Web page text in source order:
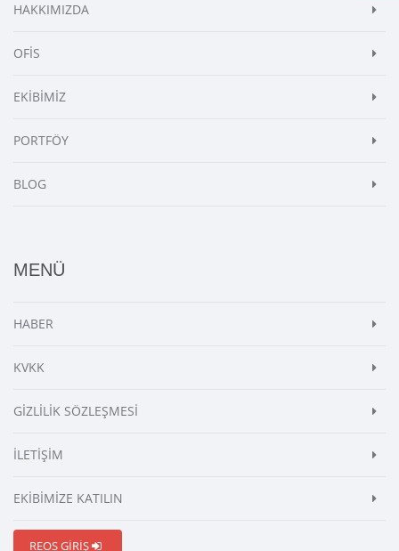
HAKKIMIZDA
OFİS
EKİBİMİZ
PORTFÖY
BLOG
MENÜ
HABER
KVKK
GİZLİLİK SÖZLEŞMESİ
İLETİŞİM
EKİBİMİZE KATILIN
REOS GİRİŞ